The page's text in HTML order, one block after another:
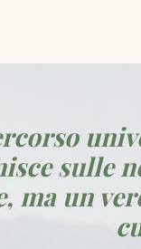
sulle
ma un